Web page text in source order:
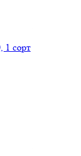
1 сорт